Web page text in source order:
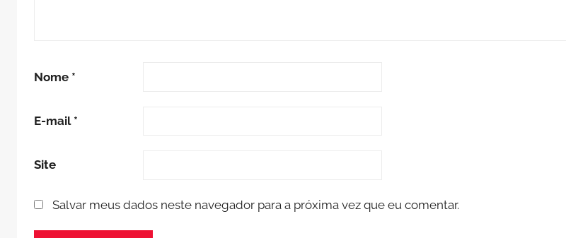
Nome *
E-mail *
Site
Salvar meus dados neste navegador para a próxima vez que eu comentar.